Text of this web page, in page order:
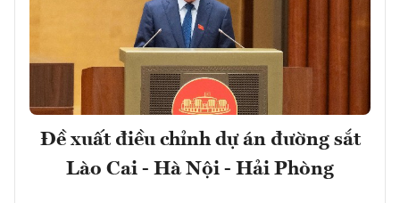
Đề xuất điều chỉnh dự án đường sắt
Lào Cai - Hà Nội - Hải Phòng